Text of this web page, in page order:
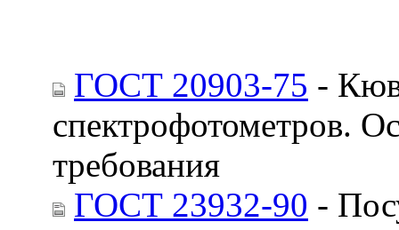
ГОСТ 20903-75 -
спектрофотометров.
требования
ГОСТ 23932-90 -